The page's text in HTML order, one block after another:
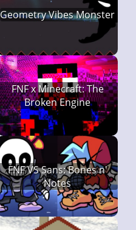
Geometry Vibes Monster
FNF x Minecraft: The
Broken Engine
FNF VS Sans: Bones n'
Notes